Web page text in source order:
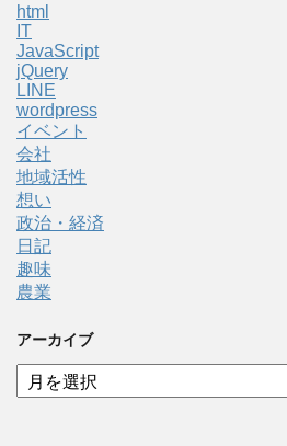
html
IT
JavaScript
jQuery
LINE
wordpress
イベント
会社
地域活性
想い
政治・経済
日記
趣味
農業
アーカイブ
ア
ー